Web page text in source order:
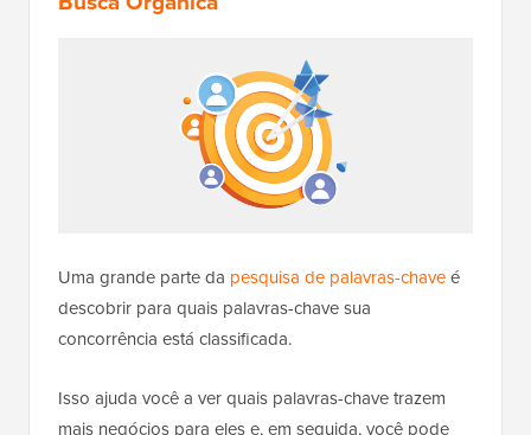
Uma grande parte da pesquisa de palavras-chaveé
descobrir para quais palavras-chave sua
concorrência está classificada.
Isso ajuda você a ver quais palavras-chave trazem
mais negócios para eles e, em seguida, você pode